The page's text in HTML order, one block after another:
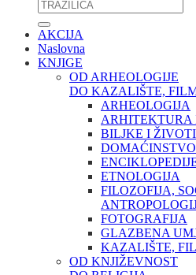
AKCIJA
Naslovna
KNJIGE
OD ARHEOLOGIJE
DO KAZALIŠTE,
ARHEOLOGIJA
BILJKE I
DOMAĆINSTVO
ETNOLOGIJA
FILOZOFIJA,
FOTOGRAFIJA
GLAZBENA
KAZALIŠTE,
OD KNJIŽEVNOST